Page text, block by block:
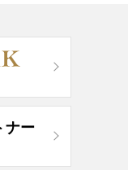
ナー